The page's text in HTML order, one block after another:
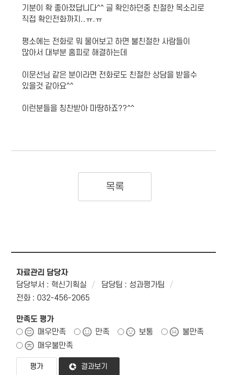
기분이 확 좋아졌답니다^^ 글 확인하던중 친절한 목소리로
직접 확인전화까지..ㅠ.ㅠ
평소에는 전화로 뭐 물어보고 하면 불친절한 사람들이
많아서 대부분 홈피로 해결하는데
이문선님 같은 분이라면 전화로도 친절한 상담을 받을수
있을것 같아요^^
이런분들을 칭찬받아 마땅하죠??^^
목록
자료관리 담당자
담당부서 : 혁신기획실
담당팀 : 성과평가팀
전화 : 032-456-2065
만족도 평가
매우만족
만족 보통
불만족
매우불만족
결과보기